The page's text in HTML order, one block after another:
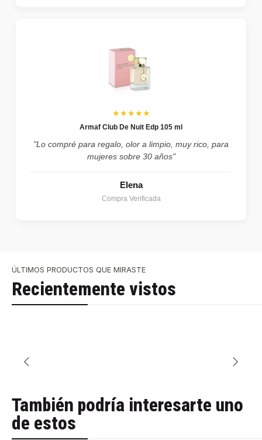
★★★★★
Armaf Club De Nuit Edp 105 ml
"Lo compré para regalo, olor a limpio, muy rico, para
mujeres sobre 30 años"
Elena
Compra Verificada
ÚLTIMOS PRODUCTOS QUE MIRASTE
Recientemente vistos
También podría interesarte uno
de estos